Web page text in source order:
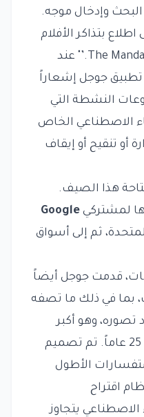
وإدخال موجه.
بتذاكر الأفلام
القريبة ل‘The Mandalorian and Grogu.’" عند
جوجل إشعاراً
النشطة التي
الاصطناعي الخاص
أو تنقيح أو إيقاف
هذا الصيف.
لمشتركي Google
ثم إلى أسواق
قدمت جوجل أيضاً
بما في ذلك ما تصفه
تصوره، وهو أكبر
تغيير في البحث منذ أكثر من 25 عاماً. تم تصميم
الأطول
اقتراح
يتجاوز